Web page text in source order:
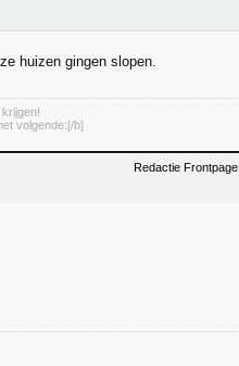
huizen gingen slopen.
volgende:[/b]
Redactie Frontpage